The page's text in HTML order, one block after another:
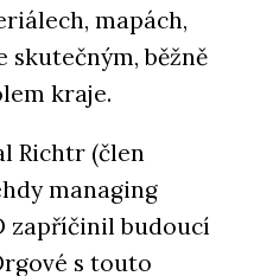
mapách,
skutečným, běžně
kraje.
Richtr (člen
managing
zapříčinil budoucí
s touto